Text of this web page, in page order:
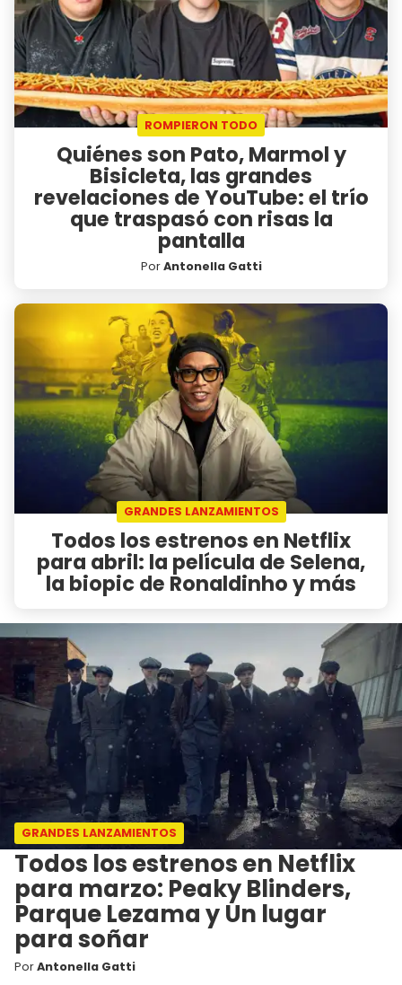
ROMPIERON TODO
Quiénes son Pato, Marmol y
Bisicleta, las grandes
revelaciones de YouTube: el trío
que traspasó con risas la
pantalla
PorAntonella Gatti
GRANDES LANZAMIENTOS
Todos los estrenos en Netflix
para abril: la película de Selena,
la biopic de Ronaldinho y más
GRANDES LANZAMIENTOS
Todos los estrenos en Netflix
para marzo: Peaky Blinders,
Parque Lezama y Un lugar
para soñar
PorAntonella Gatti